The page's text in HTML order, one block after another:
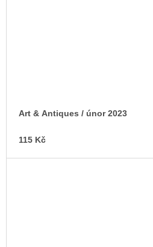
Art & Antiques / únor 2023
115 Kč